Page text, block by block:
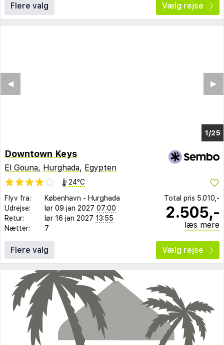
Flere valg Vælg rejse
1/21
▶︎
◀︎
Downtown Keys
El Gouna, Hurghada, Egypten
24°C
Flyv fra:
København - Hurghada
Udrejse:
lør 09 jan 2027 07:00
Retur:
lør 16 jan 2027 13:55
Nætter:
7
Total pris 5.010,-
2.505,-
læs mere
Flere valg Vælg rejse